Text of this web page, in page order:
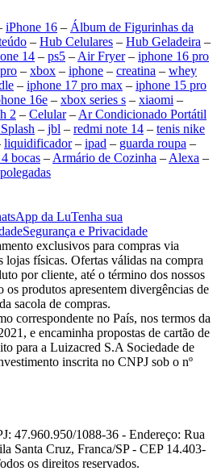
iPhone 16 – Álbum de Figurinhas da
– Hub Celulares – Hub Geladeira –
14 – ps5 – Air Fryer– iphone 16 pro
– xbox – iphone – creatina – whey
– iphone 17 pro max – iphone 15 pro
16e – xbox series s – xiaomi –
2 – Celular– Ar Condicionado Portátil
– jbl – redmi note 14 – tenis nike
liquidificador– ipad – guarda roupa –
bocas – Armário de Cozinha – Alexa –
da LuTenha sua
Segurança e Privacidade
exclusivos para compras via
lojas físicas. Ofertas válidas na compra
por cliente, até o término dos nossos
os produtos apresentem divergências de
sacola de compras.
correspondente no País, nos termos da
e encaminha propostas de cartão de
para a Luizacred S.A Sociedade de
inscrita no CNPJ sob o nº
47.960.950/1088-36 - Endereço: Rua
Santa Cruz, Franca/SP - CEP 14.403-
os direitos reservados.